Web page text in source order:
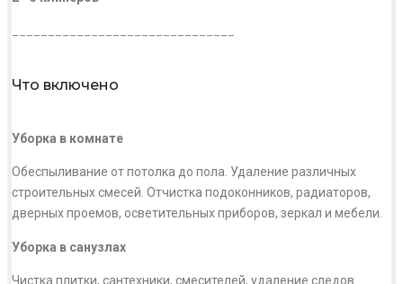
Что включено
Уборка в комнате
Обеспыливание от потолка до пола. Удаление различных
строительных смесей. Отчистка подоконников, радиаторов,
дверных проемов, осветительных приборов, зеркал и мебели.
Уборка в санузлах
Чистка плитки, сантехники, смесителей, удаление следов